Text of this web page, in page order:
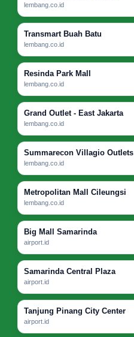
lembang.co.id
Transmart Buah Batu
lembang.co.id
Resinda Park Mall
lembang.co.id
Grand Outlet - East Jakarta
lembang.co.id
Summarecon Villagio Outlets
lembang.co.id
Metropolitan Mall Cileungsi
lembang.co.id
Big Mall Samarinda
airport.id
Samarinda Central Plaza
airport.id
Tanjung Pinang City Center
airport.id